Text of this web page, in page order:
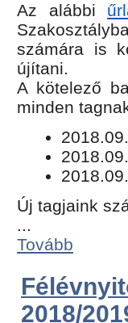
Az alábbi
számára is
újítani.
​A kötelező
minden
Új tagjaink
...
Tovább
2018/